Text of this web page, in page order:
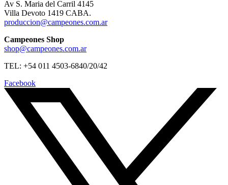
Av S. Maria del Carril 4145
Villa Devoto 1419 CABA.
produccion@campeones.com.ar
Campeones Shop
shop@campeones.com.ar
TEL: +54 011 4503-6840/20/42
Facebook